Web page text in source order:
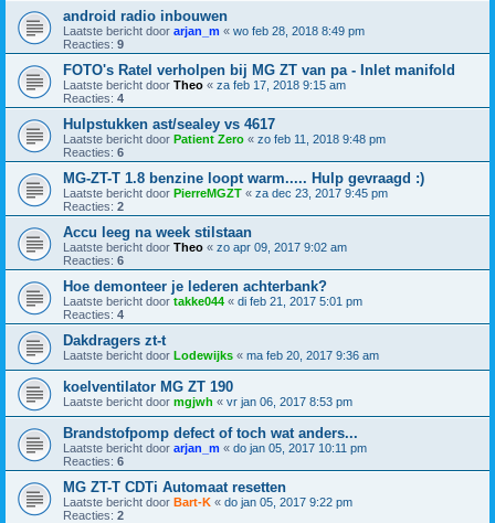
android radio inbouwen
Laatste bericht door arjan_m « wo feb 28, 2018 8:49 pm
Reacties: 9
FOTO's Ratel verholpen bij MG ZT van pa - Inlet manifold
Laatste bericht door Theo « za feb 17, 2018 9:15 am
Reacties: 4
Hulpstukken ast/sealey vs 4617
Laatste bericht door Patient Zero « zo feb 11, 2018 9:48 pm
Reacties: 6
MG-ZT-T 1.8 benzine loopt warm..... Hulp gevraagd :)
Laatste bericht door PierreMGZT « za dec 23, 2017 9:45 pm
Reacties: 2
Accu leeg na week stilstaan
Laatste bericht door Theo « zo apr 09, 2017 9:02 am
Reacties: 6
Hoe demonteer je lederen achterbank?
Laatste bericht door takke044 « di feb 21, 2017 5:01 pm
Reacties: 4
Dakdragers zt-t
Laatste bericht door Lodewijks « ma feb 20, 2017 9:36 am
koelventilator MG ZT 190
Laatste bericht door mgjwh « vr jan 06, 2017 8:53 pm
Brandstofpomp defect of toch wat anders...
Laatste bericht door arjan_m « do jan 05, 2017 10:11 pm
Reacties: 6
MG ZT-T CDTi Automaat resetten
Laatste bericht door Bart-K « do jan 05, 2017 9:22 pm
Reacties: 2